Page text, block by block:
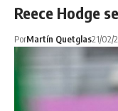
Reece Hodge
PorMartín Quetglas21/02/